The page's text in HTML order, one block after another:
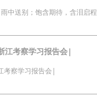
中送别；饱含期待，含泪启程
江考察学习报告会|
考察学习报告会|